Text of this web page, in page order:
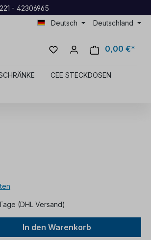
- 42306965
Deutsch
Deutschland
0,00 €*
CEE STECKDOSEN
(DHL Versand)
In den Warenkorb